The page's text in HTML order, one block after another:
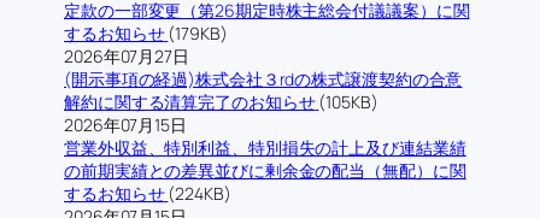
定款の一部変更（第26期定時株主総会付議議案）に関
するお知らせ (179KB)
2026年07月27日
(開示事項の経過)株式会社３rdの株式譲渡契約の合意
解約に関する清算完了のお知らせ (105KB)
2026年07月15日
営業外収益、特別利益、特別損失の計上及び連結業績
の前期実績との差異並びに剰余金の配当（無配）に関
するお知らせ (224KB)